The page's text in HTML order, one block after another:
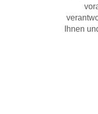
Ihnen